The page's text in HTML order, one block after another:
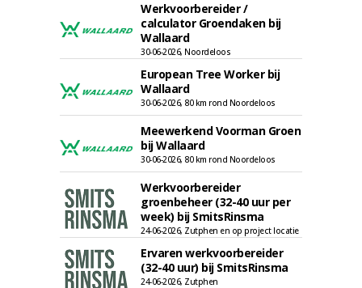
Werkvoorbereider /
calculator Groendaken bij
Wallaard
30-06-2026, Noordeloos
European Tree Worker bij
Wallaard
30-06-2026, 80 km rond Noordeloos
Meewerkend Voorman Groen
bij Wallaard
30-06-2026, 80 km rond Noordeloos
Werkvoorbereider
groenbeheer (32-40 uur per
week) bij SmitsRinsma
24-06-2026, Zutphen en op project locatie
Ervaren werkvoorbereider
(32-40 uur) bij SmitsRinsma
24-06-2026, Zutphen